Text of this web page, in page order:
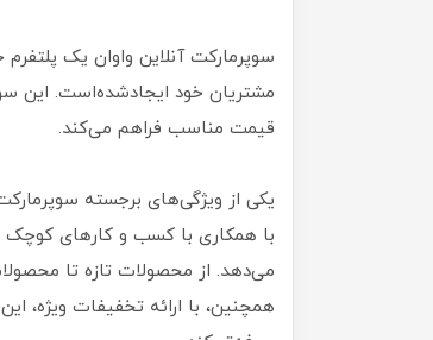
سوپرمارکت آنلاین واوان یک
مشتریان خود ایجاد‌شده‌است. این
قیمت مناسب فراهم می‌کند.
یکی از ویژگی‌های برجسته
با همکاری با کسب و کارهای کوچک و
می‌دهد. از محصولات تازه تا
همچنین، با ارائه تخفیفات ویژه،